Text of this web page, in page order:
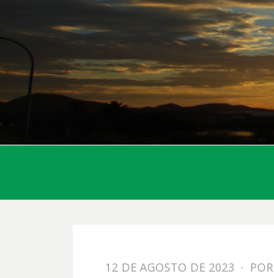
PPOSTADO
12 DE AGOSTO DE 2023 POR